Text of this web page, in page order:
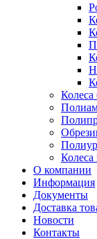
Колеса
Колеса
О компании
Информация
Документы
Доставка
Новости
Контакты